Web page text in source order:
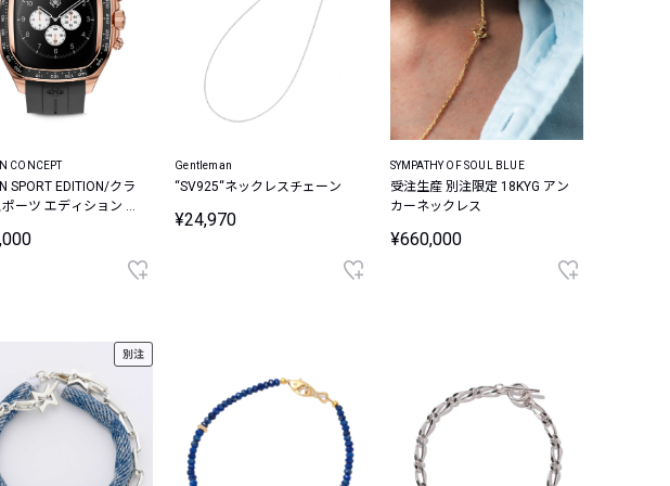
CONCEPT
SPORT EDITION/クラ
ーツ エディション ア
Gentleman
“SV925“ネックレスチェーン
¥24,970
SYMPATHY OF SOUL BLUE
受注生産 別注限定 18KYG アン
カーネックレス
¥660,000
別注